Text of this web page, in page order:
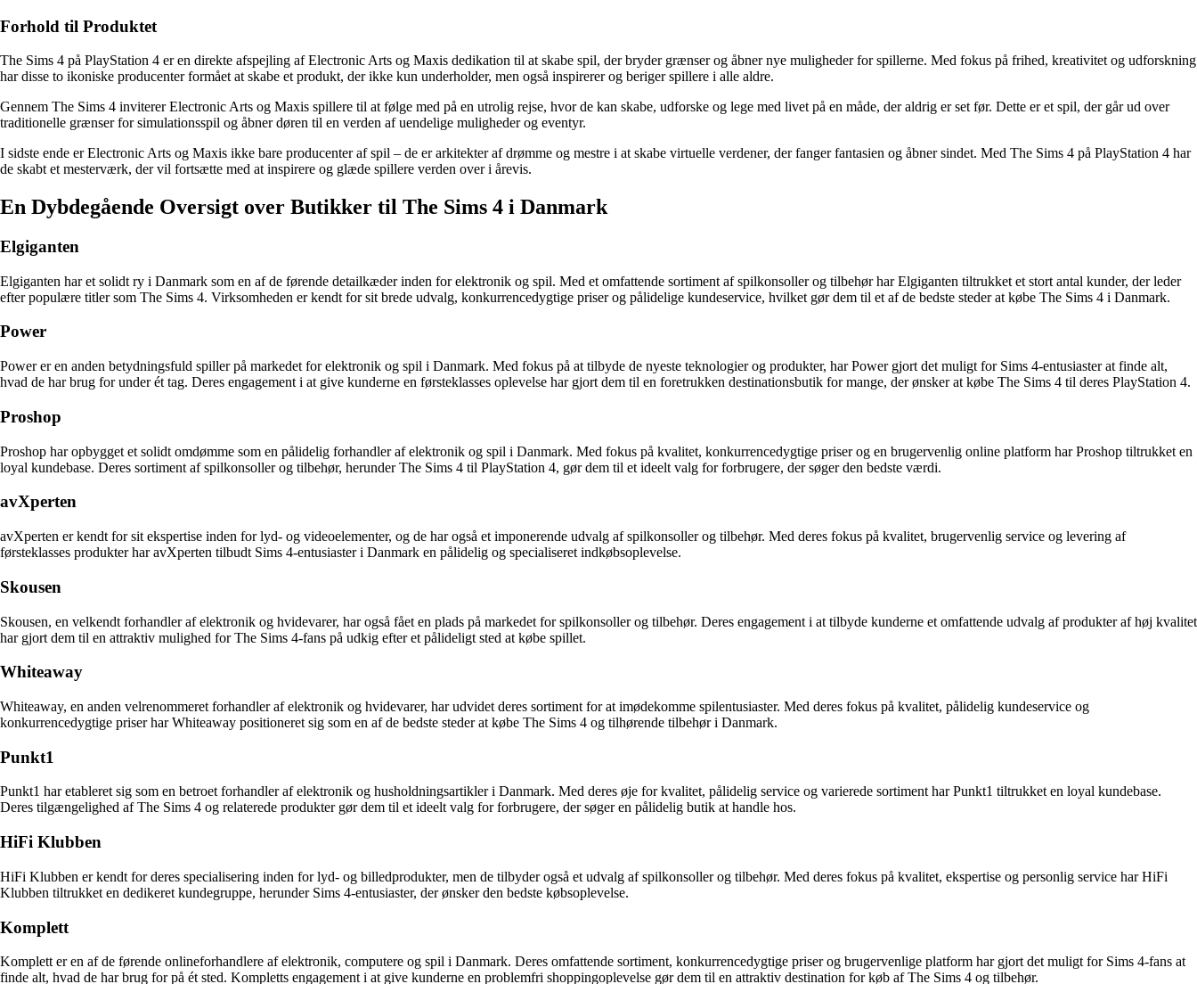
Forhold til Produktet
The Sims 4 på PlayStation 4 er en direkte afspejling af Electronic Arts og Maxis dedikation til at skabe spil, der bryder grænser og åbner nye muligheder for spillerne. Med fokus på frihed, kreativitet og udforskning
har disse to ikoniske producenter formået at skabe et produkt, der ikke kun underholder, men også inspirerer og beriger spillere i alle aldre.
Gennem The Sims 4 inviterer Electronic Arts og Maxis spillere til at følge med på en utrolig rejse, hvor de kan skabe, udforske og lege med livet på en måde, der aldrig er set før. Dette er et spil, der går ud over
traditionelle grænser for simulationsspil og åbner døren til en verden af uendelige muligheder og eventyr.
I sidste ende er Electronic Arts og Maxis ikke bare producenter af spil – de er arkitekter af drømme og mestre i at skabe virtuelle verdener, der fanger fantasien og åbner sindet. Med The Sims 4 på PlayStation 4 har
de skabt et mesterværk, der vil fortsætte med at inspirere og glæde spillere verden over i årevis.
En Dybdegående Oversigt over Butikker til The Sims 4 i Danmark
Elgiganten
Elgiganten har et solidt ry i Danmark som en af de førende detailkæder inden for elektronik og spil. Med et omfattende sortiment af spilkonsoller og tilbehør har Elgiganten tiltrukket et stort antal kunder, der leder
efter populære titler som The Sims 4. Virksomheden er kendt for sit brede udvalg, konkurrencedygtige priser og pålidelige kundeservice, hvilket gør dem til et af de bedste steder at købe The Sims 4 i Danmark.
Power
Power er en anden betydningsfuld spiller på markedet for elektronik og spil i Danmark. Med fokus på at tilbyde de nyeste teknologier og produkter, har Power gjort det muligt for Sims 4-entusiaster at finde alt,
hvad de har brug for under ét tag. Deres engagement i at give kunderne en førsteklasses oplevelse har gjort dem til en foretrukken destinationsbutik for mange, der ønsker at købe The Sims 4 til deres PlayStation 4.
Proshop
Proshop har opbygget et solidt omdømme som en pålidelig forhandler af elektronik og spil i Danmark. Med fokus på kvalitet, konkurrencedygtige priser og en brugervenlig online platform har Proshop tiltrukket en
loyal kundebase. Deres sortiment af spilkonsoller og tilbehør, herunder The Sims 4 til PlayStation 4, gør dem til et ideelt valg for forbrugere, der søger den bedste værdi.
avXperten
avXperten er kendt for sit ekspertise inden for lyd- og videoelementer, og de har også et imponerende udvalg af spilkonsoller og tilbehør. Med deres fokus på kvalitet, brugervenlig service og levering af
førsteklasses produkter har avXperten tilbudt Sims 4-entusiaster i Danmark en pålidelig og specialiseret indkøbsoplevelse.
Skousen
Skousen, en velkendt forhandler af elektronik og hvidevarer, har også fået en plads på markedet for spilkonsoller og tilbehør. Deres engagement i at tilbyde kunderne et omfattende udvalg af produkter af høj kvalitet
har gjort dem til en attraktiv mulighed for The Sims 4-fans på udkig efter et pålideligt sted at købe spillet.
Whiteaway
Whiteaway, en anden velrenommeret forhandler af elektronik og hvidevarer, har udvidet deres sortiment for at imødekomme spilentusiaster. Med deres fokus på kvalitet, pålidelig kundeservice og
konkurrencedygtige priser har Whiteaway positioneret sig som en af de bedste steder at købe The Sims 4 og tilhørende tilbehør i Danmark.
Punkt1
Punkt1 har etableret sig som en betroet forhandler af elektronik og husholdningsartikler i Danmark. Med deres øje for kvalitet, pålidelig service og varierede sortiment har Punkt1 tiltrukket en loyal kundebase.
Deres tilgængelighed af The Sims 4 og relaterede produkter gør dem til et ideelt valg for forbrugere, der søger en pålidelig butik at handle hos.
HiFi Klubben
HiFi Klubben er kendt for deres specialisering inden for lyd- og billedprodukter, men de tilbyder også et udvalg af spilkonsoller og tilbehør. Med deres fokus på kvalitet, ekspertise og personlig service har HiFi
Klubben tiltrukket en dedikeret kundegruppe, herunder Sims 4-entusiaster, der ønsker den bedste købsoplevelse.
Komplett
Komplett er en af de førende onlineforhandlere af elektronik, computere og spil i Danmark. Deres omfattende sortiment, konkurrencedygtige priser og brugervenlige platform har gjort det muligt for Sims 4-fans at
finde alt, hvad de har brug for på ét sted. Kompletts engagement i at give kunderne en problemfri shoppingoplevelse gør dem til en attraktiv destination for køb af The Sims 4 og tilbehør.